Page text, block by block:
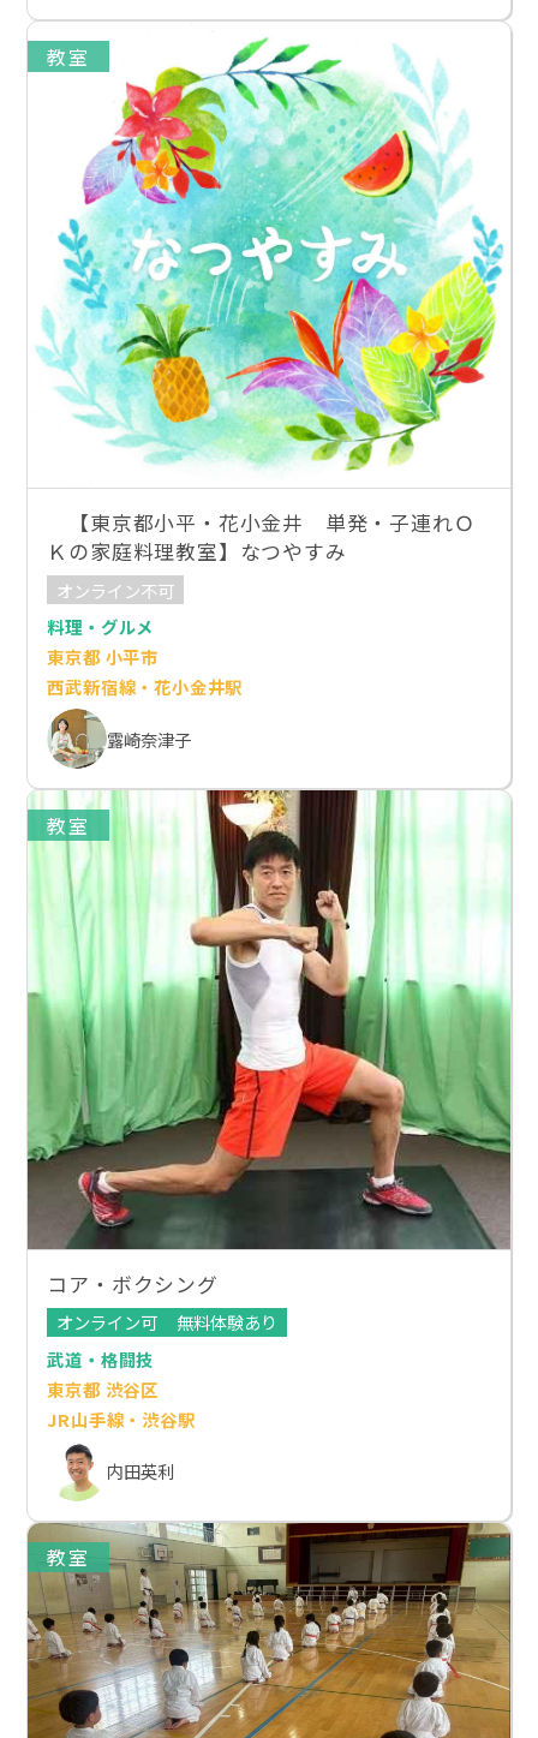
教室
【東京都小平・花小金井 単発・子連れＯ
Ｋの家庭料理教室】なつやすみ
オンライン不可
料理・グルメ
東京都 小平市
西武新宿線・花小金井駅
露崎奈津子
教室
コア・ボクシング
オンライン可
無料体験あり
武道・格闘技
東京都 渋谷区
JR山手線・渋谷駅
内田英利
教室